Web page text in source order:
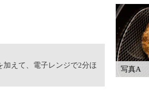
えて、電子レンジで2分ほ
写真A